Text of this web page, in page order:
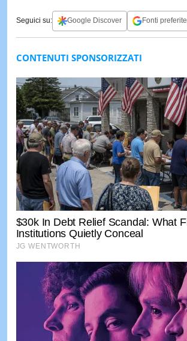
Seguici su: Google Discover Fonti preferite